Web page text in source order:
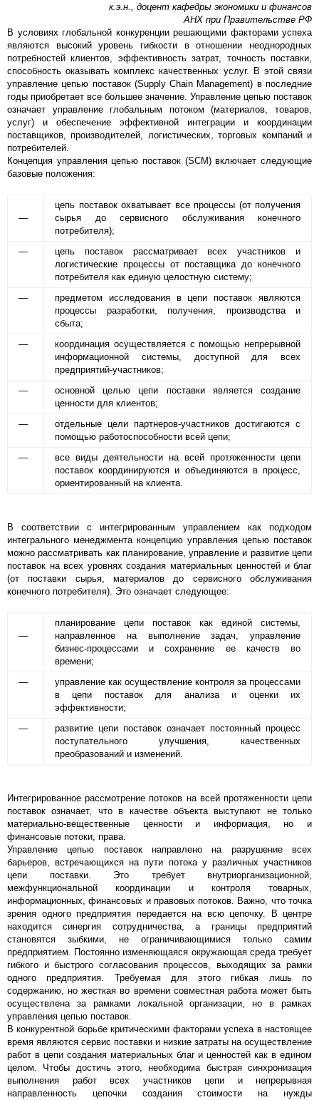
к.э.н., доцент кафедры экономики и финансов
АНХ при Правительстве РФ
В условиях глобальной конкуренции решающими факторами успеха
являются высокий уровень гибкости в отношении неоднородных
потребностей клиентов, эффективность затрат, точность поставки,
способность оказывать комплекс качественных услуг. В этой связи
управление цепью поставок (Supply Chain Management) в последние
годы приобретает все большее значение. Управление цепью поставок
означает управление глобальным потоком (материалов, товаров,
услуг) и обеспечение эффективной интеграции и координации
поставщиков, производителей, логистических, торговых компаний и
потребителей.
Концепция управления цепью поставок (SCM) включает следующие
базовые положения:
—
цепь поставок охватывает все процессы (от получения
сырья до сервисного обслуживания конечного
потребителя);
—
цепь поставок рассматривает всех участников и
логистические процессы от поставщика до конечного
потребителя как единую целостную систему;
—
предметом исследования в цепи поставок являются
процессы разработки, получения, производства и
сбыта;
—
координация осуществляется с помощью непрерывной
информационной системы, доступной для всех
предприятий-участников;
—
основной целью цепи поставки является создание
ценности для клиентов;
—
отдельные цели партнеров-участников достигаются с
помощью работоспособности всей цепи;
—
все виды деятельности на всей протяженности цепи
поставок координируются и объединяются в процесс,
ориентированный на клиента.
В соответствии с интегрированным управлением как подходом
интегрального менеджмента концепцию управления цепью поставок
можно рассматривать как планирование, управление и развитие цепи
поставок на всех уровнях создания материальных ценностей и благ
(от поставки сырья, материалов до сервисного обслуживания
конечного потребителя). Это означает следующее:
—
планирование цепи поставок как единой системы,
направленное на выполнение задач, управление
бизнес-процессами и сохранение ее качеств во
времени;
—
управление как осуществление контроля за процессами
в цепи поставок для анализа и оценки их
эффективности;
—
развитие цепи поставок означает постоянный процесс
поступательного улучшения, качественных
преобразований и изменений.
Интегрированное рассмотрение потоков на всей протяженности цепи
поставок означает, что в качестве объекта выступают не только
материально-вещественные ценности и информация, но и
финансовые потоки, права.
Управление цепью поставок направлено на разрушение всех
барьеров, встречающихся на пути потока у различных участников
цепи поставки. Это требует внутриорганизационной,
межфункциональной координации и контроля товарных,
информационных, финансовых и правовых потоков. Важно, что точка
зрения одного предприятия передается на всю цепочку. В центре
находится синергия сотрудничества, а границы предприятий
становятся зыбкими, не ограничивающимися только самим
предприятием. Постоянно изменяющаяся окружающая среда требует
гибкого и быстрого согласования процессов, выходящих за рамки
одного предприятия. Требуемая для этого гибкая лишь по
содержанию, но жесткая во времени совместная работа может быть
осуществлена за рамками локальной организации, но в рамках
управления цепью поставок.
В конкурентной борьбе критическими факторами успеха в настоящее
время являются сервис поставки и низкие затраты на осуществление
работ в цепи создания материальных благ и ценностей как в едином
целом. Чтобы достичь этого, необходима быстрая синхронизация
выполнения работ всех участников цепи и непрерывная
направленность цепочки создания стоимости на нужды